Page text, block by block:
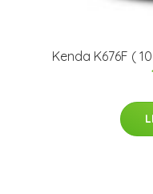
Kenda K676F (